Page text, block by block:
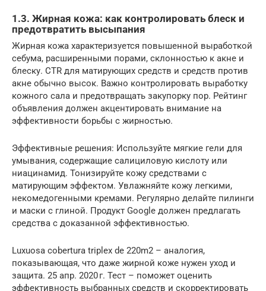
1.3. Жирная кожа: как контролировать блеск и
предотвратить высыпания
Жирная кожа характеризуется повышенной выработкой
себума, расширенными порами, склонностью к акне и
блеску. CTR для матирующих средств и средств против
акне обычно высок. Важно контролировать выработку
кожного сала и предотвращать закупорку пор. Рейтинг
объявления должен акцентировать внимание на
эффективности борьбы с жирностью.
Эффективные решения: Используйте мягкие гели для
умывания, содержащие салициловую кислоту или
ниацинамид. Тонизируйте кожу средствами с
матирующим эффектом. Увлажняйте кожу легкими,
некомедогенными кремами. Регулярно делайте пилинги
и маски с глиной. Продукт Google должен предлагать
средства с доказанной эффективностью.
Luxuosa cobertura triplex de 220m2 – аналогия,
показывающая, что даже жирной коже нужен уход и
защита. 25 апр. 2020 г. Тест – поможет оценить
эффективность выбранных средств и скорректировать